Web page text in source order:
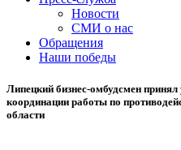
Новости
СМИ о нас
Обращения
Наши победы
Липецкий бизнес-омбудсмен принял
координации работы по
области